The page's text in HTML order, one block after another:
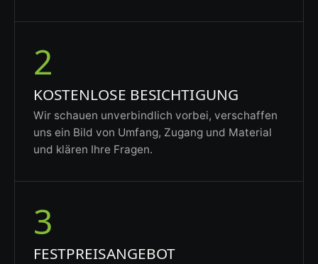
2
KOSTENLOSE BESICHTIGUNG
Wir schauen unverbindlich vorbei, verschaffen
uns ein Bild von Umfang, Zugang und Material
und klären Ihre Fragen.
3
FESTPREISANGEBOT